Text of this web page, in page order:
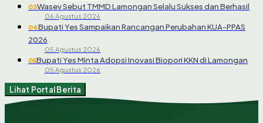
03Wasev Sebut TMMD Lamongan Selalu Sukses dan Berhasil
06 Agustus 2026
04Bupati Yes Sampaikan Rancangan Perubahan KUA-PPAS
2026
05 Agustus 2026
05Bupati Yes Minta Adopsi Inovasi Biopori KKN di Lamongan
05 Agustus 2026
Lihat Portal Berita